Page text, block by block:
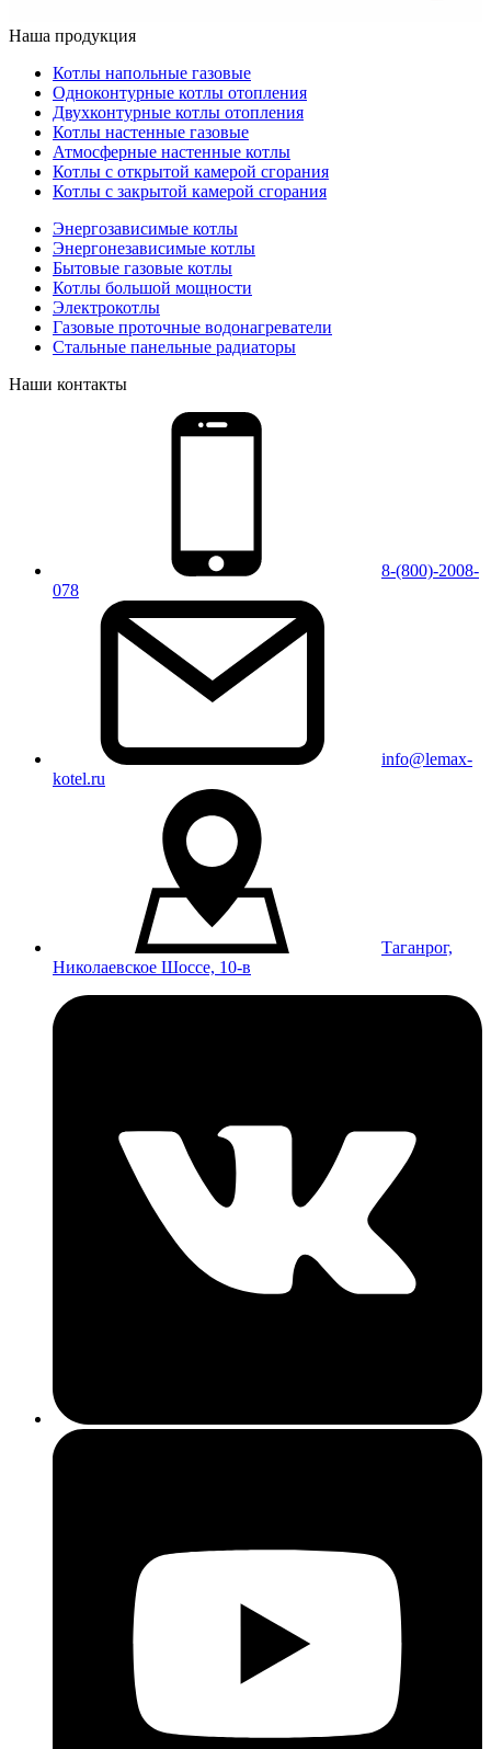
Наша продукция
Котлы напольные газовые
Одноконтурные котлы отопления
Двухконтурные котлы отопления
Котлы настенные газовые
Атмосферные настенные котлы
Котлы с открытой камерой сгорания
Котлы с закрытой камерой сгорания
Энергозависимые котлы
Энергонезависимые котлы
Бытовые газовые котлы
Котлы большой мощности
Электрокотлы
Газовые проточные водонагреватели
Стальные панельные радиаторы
Наши контакты
8-(800)-2008-
078
info@lemax-
kotel.ru
Таганрог,
Николаевское Шоссе, 10-в